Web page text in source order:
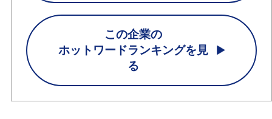
この企業の
ホットワードランキングを見
る